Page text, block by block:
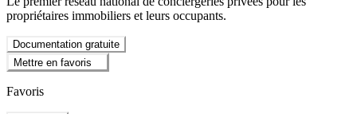
propriétaires immobiliers et leurs occupants.
Documentation gratuite
Mettre en favoris
Favoris